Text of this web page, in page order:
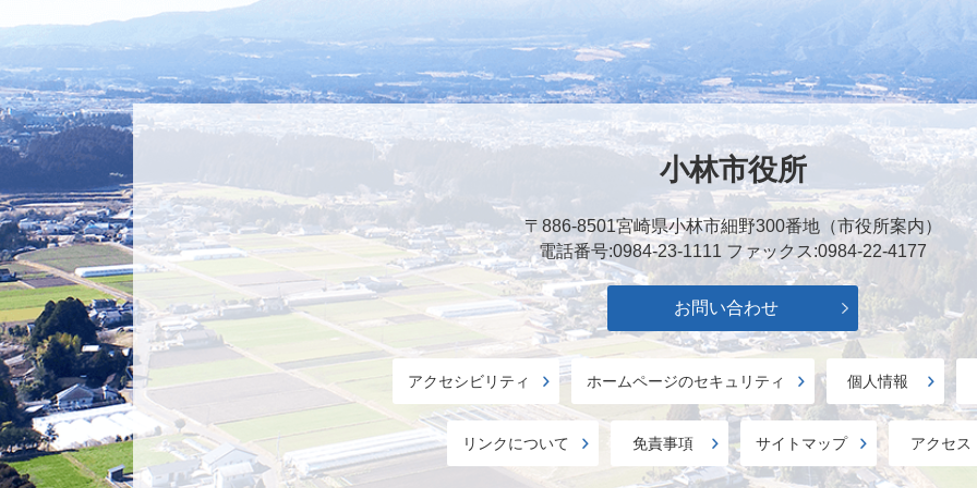
小林市役所
〒886-8501宮崎県小林市細野300番地（市役所案内）
電話番号:0984-23-1111 ファックス:0984-22-4177
お問い合わせ
アクセシビリティ ホームページのセキュリティ 個人情報
リンクについて 免責事項 サイトマップ アクセス